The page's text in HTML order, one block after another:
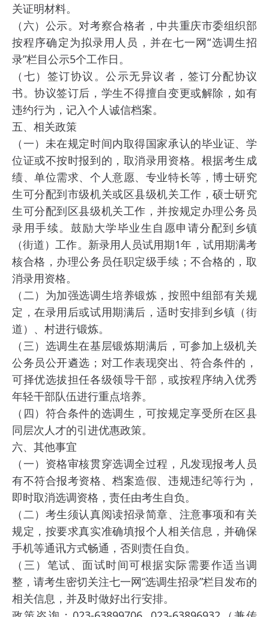
关证明材料。
（六）公示。对考察合格者，中共重庆市委组织部
按程序确定为拟录用人员，并在七一网“选调生招
录”栏目公示5个工作日。
（七）签订协议。公示无异议者，签订分配协议
书。协议签订后，学生不得擅自变更或解除，如有
违约行为，记入个人诚信档案。
五、相关政策
（一）未在规定时间内取得国家承认的毕业证、学
位证或不按时报到的，取消录用资格。根据考生成
绩、单位需求、个人意愿、专业特长等，博士研究
生可分配到市级机关或区县级机关工作，硕士研究
生可分配到区县级机关工作，并按规定办理公务员
录用手续。鼓励大学毕业生自愿申请分配到乡镇
（街道）工作。新录用人员试用期1年，试用期满考
核合格，办理公务员任职定级手续；不合格的，取
消录用资格。
（二）为加强选调生培养锻炼，按照中组部有关规
定，在录用后或试用期满后，适时安排到乡镇（街
道）、村进行锻炼。
（三）选调生在基层锻炼期满后，可参加上级机关
公务员公开遴选；对工作表现突出、符合条件的，
可择优选拔担任各级领导干部，或按程序纳入优秀
年轻干部队伍进行重点培养。
（四）符合条件的选调生，可按规定享受所在区县
同层次人才的引进优惠政策。
六、其他事宜
（一）资格审核贯穿选调全过程，凡发现报考人员
有不符合报考资格、档案造假、违规违纪等行为，
即时取消选调资格，责任由考生自负。
（二）考生须认真阅读招录简章、注意事项和有关
规定，按要求真实准确填报个人相关信息，并确保
手机等通讯方式畅通，否则责任自负。
（三）笔试、面试时间可根据实际需要作适当调
整，请考生密切关注七一网“选调生招录”栏目发布的
相关信息，并及时做好出行安排。